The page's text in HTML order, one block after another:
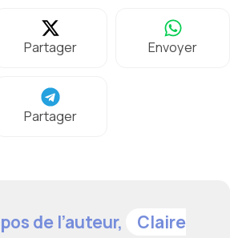
Partager Envoyer
Partager
de l’auteur,
Claire